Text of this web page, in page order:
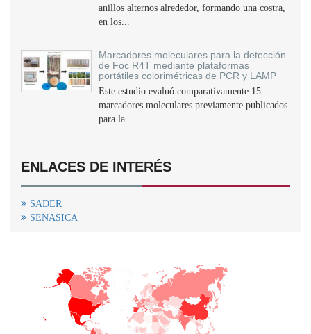
anillos alternos alrededor, formando una costra,
en los...
Marcadores moleculares para la detección
de Foc R4T mediante plataformas
portátiles colorimétricas de PCR y LAMP
Este estudio evaluó comparativamente 15
marcadores moleculares previamente publicados
para la...
ENLACES DE INTERÉS
SADER
SENASICA